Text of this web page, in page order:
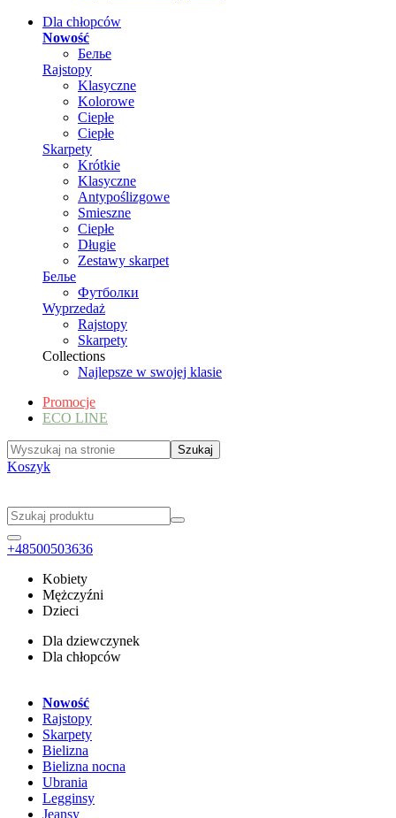
Dla chłopców
Nowość
Белье
Rajstopy
Klasyczne
Kolorowe
Ciepłe
Ciepłe
Skarpety
Krótkie
Klasyczne
Antypoślizgowe
Smieszne
Ciepłe
Długie
Zestawy skarpet
Белье
Футболки
Wyprzedaż
Rajstopy
Skarpety
Collections
Najlepsze w swojej klasie
Promocje
ECO LINE
Koszyk
+48500503636
Kobiety
Mężczyźni
Dzieci
Dla dziewczynek
Dla chłopców
Nowość
Rajstopy
Skarpety
Bielizna
Bielizna nocna
Ubrania
Legginsy
Jeansy